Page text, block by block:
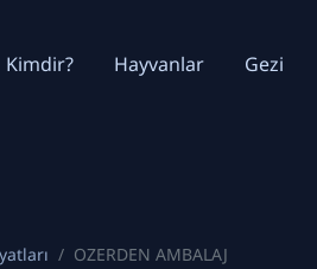
Kimdir? Hayvanlar Gezi
OZERDEN AMBALAJ